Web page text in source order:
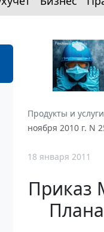
Продукты и услуги
ноября 2010 г. N
18 января 2011
Приказ